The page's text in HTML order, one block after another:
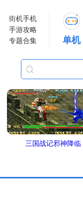
街机手机
手游攻略
专题合集
单机
三国战记邪神降临